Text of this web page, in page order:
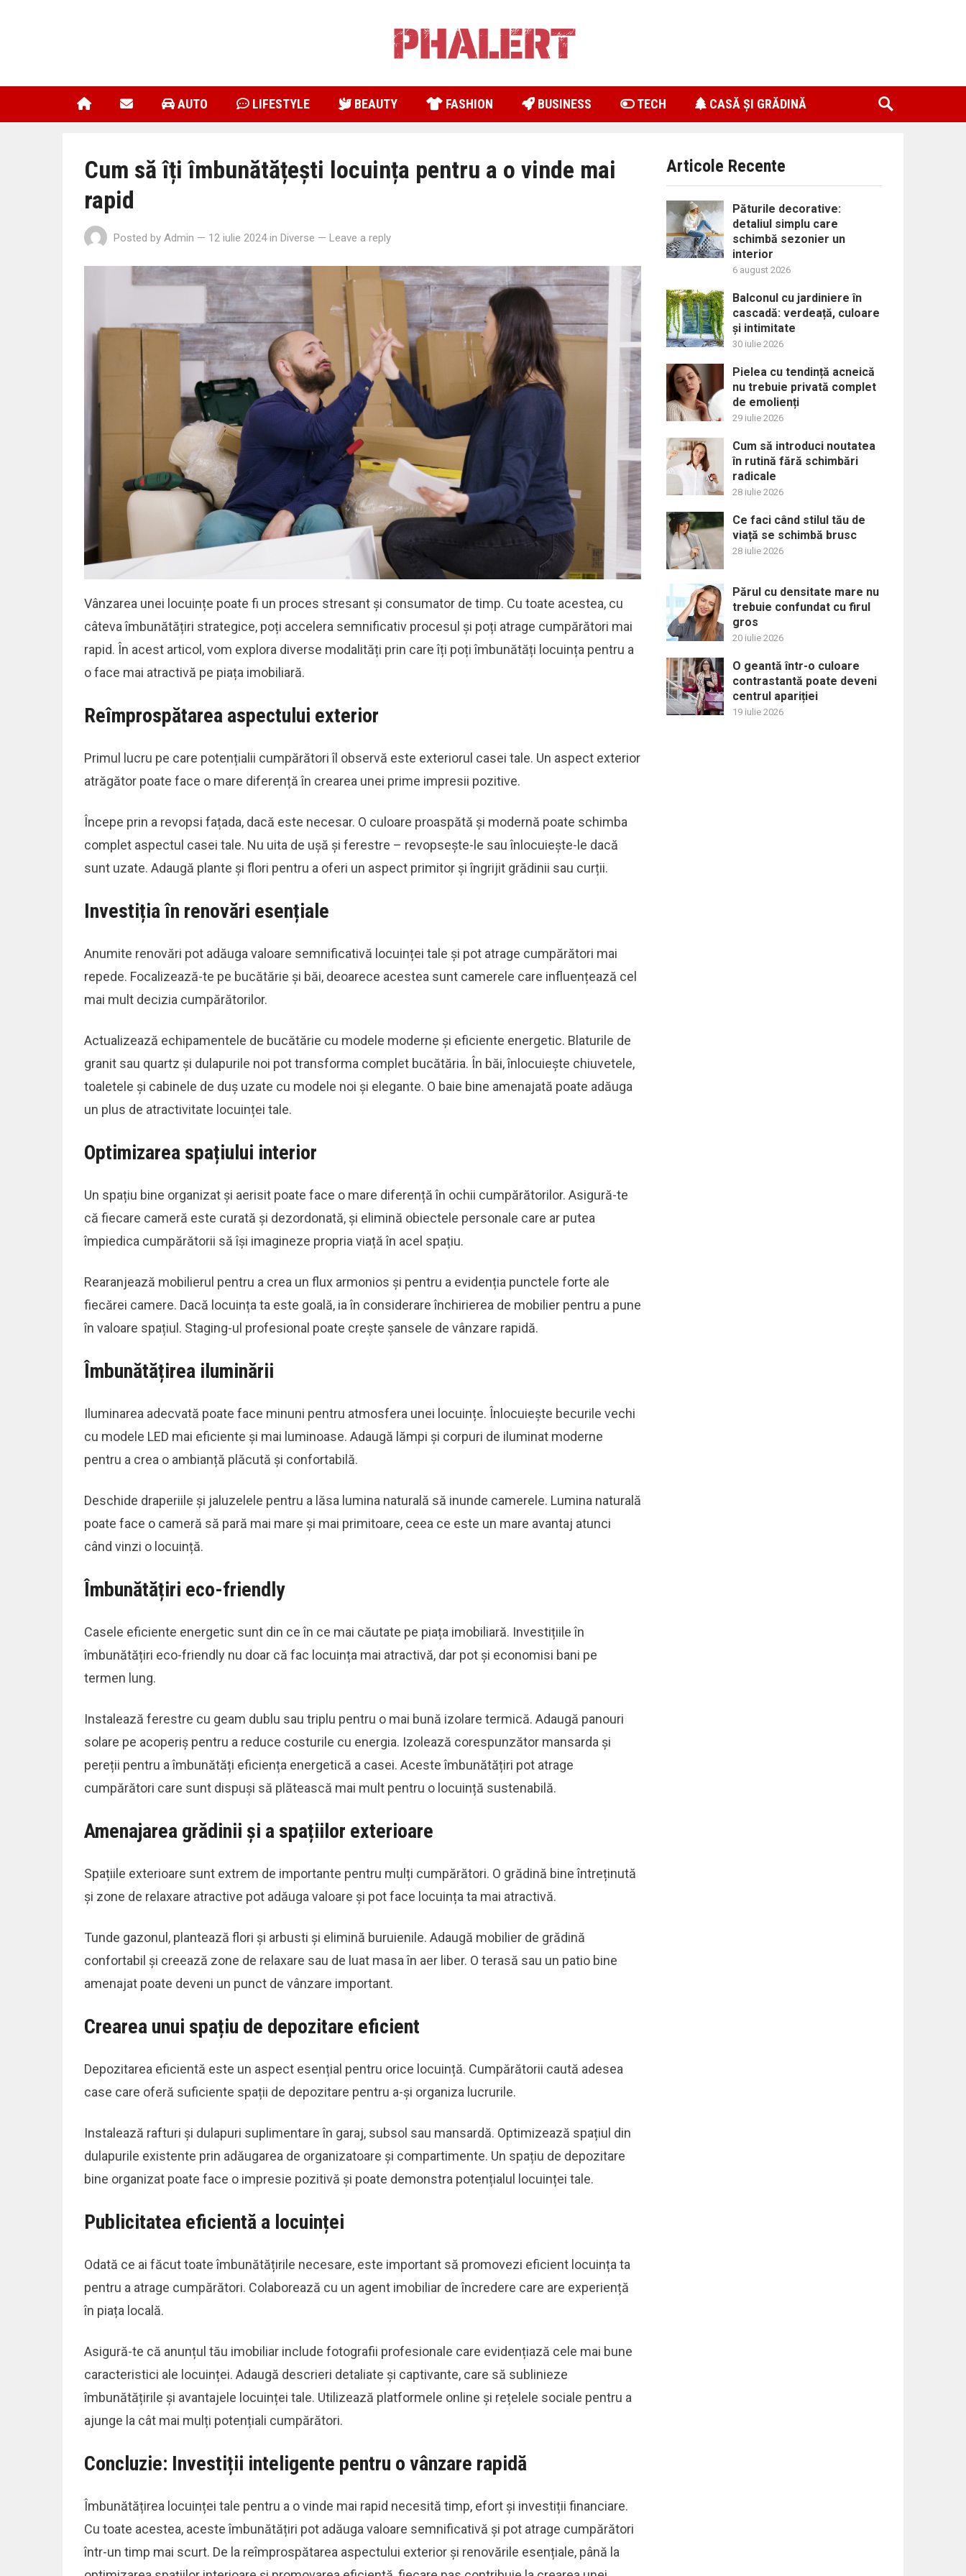
AUTO LIFESTYLE BEAUTY FASHION BUSINESS TECH CASĂ ȘI GRĂDINĂ
Cum să îți îmbunătățești locuința pentru a o vinde mai
rapid
Posted by Admin — 12 iulie 2024 in Diverse — Leave a reply
Vânzarea unei locuințe poate fi un proces stresant și consumator de timp. Cu toate acestea, cu
câteva îmbunătățiri strategice, poți accelera semnificativ procesul și poți atrage cumpărători mai
rapid. În acest articol, vom explora diverse modalități prin care îți poți îmbunătăți locuința pentru a
o face mai atractivă pe piața imobiliară.
Reîmprospătarea aspectului exterior
Primul lucru pe care potențialii cumpărători îl observă este exteriorul casei tale. Un aspect exterior
atrăgător poate face o mare diferență în crearea unei prime impresii pozitive.
Începe prin a revopsi fațada, dacă este necesar. O culoare proaspătă și modernă poate schimba
complet aspectul casei tale. Nu uita de ușă și ferestre – revopsește-le sau înlocuiește-le dacă
sunt uzate. Adaugă plante și flori pentru a oferi un aspect primitor și îngrijit grădinii sau curții.
Investiția în renovări esențiale
Anumite renovări pot adăuga valoare semnificativă locuinței tale și pot atrage cumpărători mai
repede. Focalizează-te pe bucătărie și băi, deoarece acestea sunt camerele care influențează cel
mai mult decizia cumpărătorilor.
Actualizează echipamentele de bucătărie cu modele moderne și eficiente energetic. Blaturile de
granit sau quartz și dulapurile noi pot transforma complet bucătăria. În băi, înlocuiește chiuvetele,
toaletele și cabinele de duș uzate cu modele noi și elegante. O baie bine amenajată poate adăuga
un plus de atractivitate locuinței tale.
Optimizarea spațiului interior
Un spațiu bine organizat și aerisit poate face o mare diferență în ochii cumpărătorilor. Asigură-te
că fiecare cameră este curată și dezordonată, și elimină obiectele personale care ar putea
împiedica cumpărătorii să își imagineze propria viață în acel spațiu.
Rearanjează mobilierul pentru a crea un flux armonios și pentru a evidenția punctele forte ale
fiecărei camere. Dacă locuința ta este goală, ia în considerare închirierea de mobilier pentru a pune
în valoare spațiul. Staging-ul profesional poate crește șansele de vânzare rapidă.
Îmbunătățirea iluminării
Iluminarea adecvată poate face minuni pentru atmosfera unei locuințe. Înlocuiește becurile vechi
cu modele LED mai eficiente și mai luminoase. Adaugă lămpi și corpuri de iluminat moderne
pentru a crea o ambianță plăcută și confortabilă.
Deschide draperiile și jaluzelele pentru a lăsa lumina naturală să inunde camerele. Lumina naturală
poate face o cameră să pară mai mare și mai primitoare, ceea ce este un mare avantaj atunci
când vinzi o locuință.
Îmbunătățiri eco-friendly
Casele eficiente energetic sunt din ce în ce mai căutate pe piața imobiliară. Investițiile în
îmbunătățiri eco-friendly nu doar că fac locuința mai atractivă, dar pot și economisi bani pe
termen lung.
Instalează ferestre cu geam dublu sau triplu pentru o mai bună izolare termică. Adaugă panouri
solare pe acoperiș pentru a reduce costurile cu energia. Izolează corespunzător mansarda și
pereții pentru a îmbunătăți eficiența energetică a casei. Aceste îmbunătățiri pot atrage
cumpărători care sunt dispuși să plătească mai mult pentru o locuință sustenabilă.
Amenajarea grădinii și a spațiilor exterioare
Spațiile exterioare sunt extrem de importante pentru mulți cumpărători. O grădină bine întreținută
și zone de relaxare atractive pot adăuga valoare și pot face locuința ta mai atractivă.
Tunde gazonul, plantează flori și arbusti și elimină buruienile. Adaugă mobilier de grădină
confortabil și creează zone de relaxare sau de luat masa în aer liber. O terasă sau un patio bine
amenajat poate deveni un punct de vânzare important.
Crearea unui spațiu de depozitare eficient
Depozitarea eficientă este un aspect esențial pentru orice locuință. Cumpărătorii caută adesea
case care oferă suficiente spații de depozitare pentru a-și organiza lucrurile.
Instalează rafturi și dulapuri suplimentare în garaj, subsol sau mansardă. Optimizează spațiul din
dulapurile existente prin adăugarea de organizatoare și compartimente. Un spațiu de depozitare
bine organizat poate face o impresie pozitivă și poate demonstra potențialul locuinței tale.
Publicitatea eficientă a locuinței
Odată ce ai făcut toate îmbunătățirile necesare, este important să promovezi eficient locuința ta
pentru a atrage cumpărători. Colaborează cu un agent imobiliar de încredere care are experiență
în piața locală.
Asigură-te că anunțul tău imobiliar include fotografii profesionale care evidențiază cele mai bune
caracteristici ale locuinței. Adaugă descrieri detaliate și captivante, care să sublinieze
îmbunătățirile și avantajele locuinței tale. Utilizează platformele online și rețelele sociale pentru a
ajunge la cât mai mulți potențiali cumpărători.
Concluzie: Investiții inteligente pentru o vânzare rapidă
Îmbunătățirea locuinței tale pentru a o vinde mai rapid necesită timp, efort și investiții financiare.
Cu toate acestea, aceste îmbunătățiri pot adăuga valoare semnificativă și pot atrage cumpărători
într-un timp mai scurt. De la reîmprospătarea aspectului exterior și renovările esențiale, până la
Articole Recente
Păturile decorative:
detaliul simplu care
schimbă sezonier un
interior
6 august 2026
Balconul cu jardiniere în
cascadă: verdeață, culoare
și intimitate
30 iulie 2026
Pielea cu tendință acneică
nu trebuie privată complet
de emolienți
29 iulie 2026
Cum să introduci noutatea
în rutină fără schimbări
radicale
28 iulie 2026
Ce faci când stilul tău de
viață se schimbă brusc
28 iulie 2026
Părul cu densitate mare nu
trebuie confundat cu firul
gros
20 iulie 2026
O geantă într-o culoare
contrastantă poate deveni
centrul apariției
19 iulie 2026